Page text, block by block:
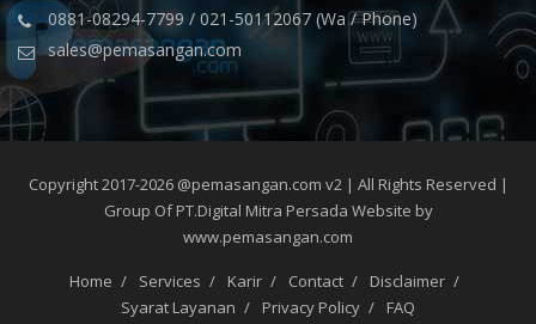
0881-08294-7799 / 021-50112067 (Wa / Phone)
sales@pemasangan.com
Copyright 2017-2026 @pemasangan.com v2 | All Rights Reserved |
Group Of PT.Digital Mitra Persada Website by
www.pemasangan.com
Home Services Karir Contact
Disclaimer
Syarat Layanan
Privacy Policy FAQ